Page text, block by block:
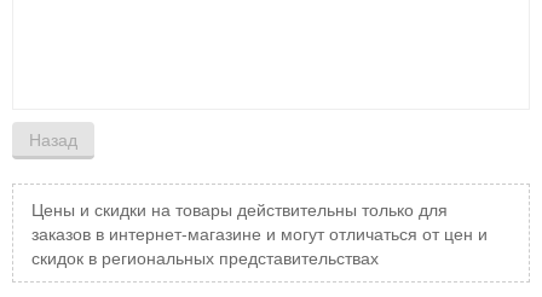
Цены и скидки на товары действительны только для
заказов в интернет-магазине и могут отличаться от цен и
скидок в региональных представительствах